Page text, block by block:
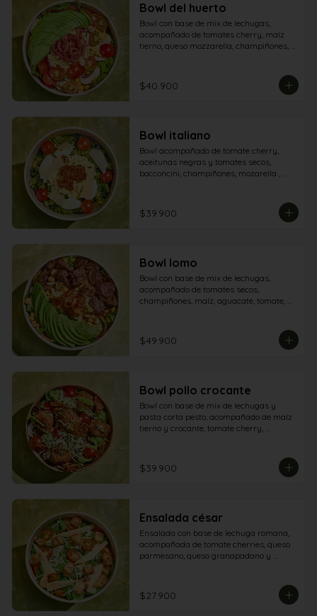
Bowl del huerto
Bowl con base de mix de lechugas,
acompañado de tomates cherry, maíz
tierno, queso mozzarella, champiñones,
$40.900
Bowl italiano
Bowl acompañado de tomate cherry,
aceitunas negras y tomates secos,
bocconcini, champiñones, mozarella ,
$39.900
Bowl lomo
Bowl con base de mix de lechugas,
acompañado de tomates secos,
champiñones, maíz, aguacate, tomate,
$49.900
Bowl pollo crocante
Bowl con base de mix de lechugas y
pasta corta pesto, acompañado de maíz
tierno y crocante, tomate cherry,
pesto
$39.900
Ensalada césar
Ensalada con base de lechuga romana,
acompañada de tomate cherries, queso
parmesano, queso granapadano y
$27.900